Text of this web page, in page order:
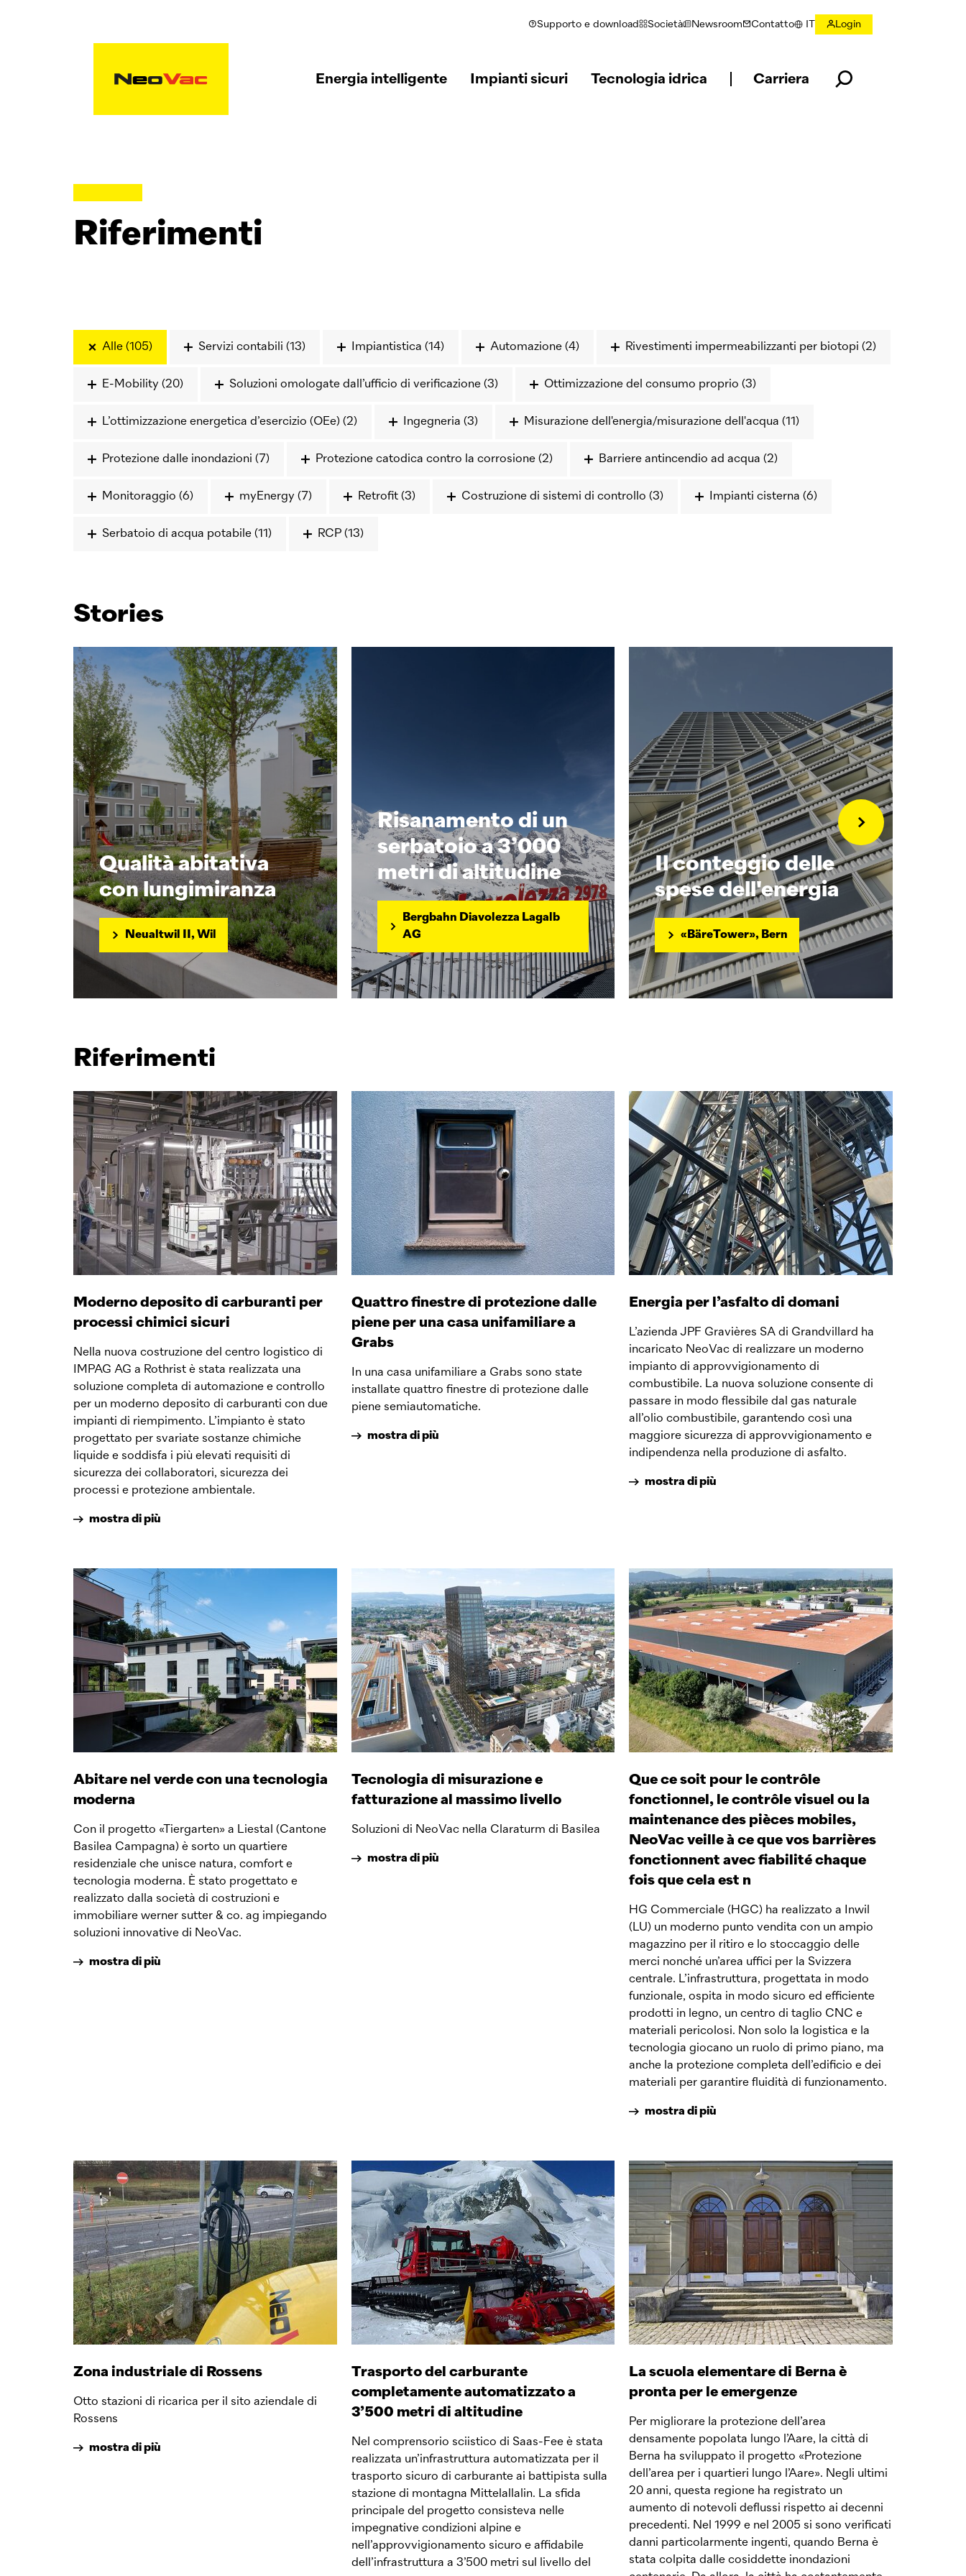
Supporto e download Società Newsroom ContattoSelezionare la lingua
Login
Energia intelligente Impianti sicuri Tecnologia idrica Carriera
Riferimenti
Alle (105) Servizi contabili (13) Impiantistica (14) Automazione (4) Rivestimenti impermeabilizzanti per biotopi (2)
E-Mobility (20) Soluzioni omologate dall’ufficio di verificazione (3) Ottimizzazione del consumo proprio (3)
L’ottimizzazione energetica d’esercizio (OEe) (2) Ingegneria (3) Misurazione dell'energia/misurazione dell'acqua (11)
Protezione dalle inondazioni (7) Protezione catodica contro la corrosione (2) Barriere antincendio ad acqua (2)
Monitoraggio (6) myEnergy (7) Retrofit (3) Costruzione di sistemi di controllo (3) Impianti cisterna (6)
Serbatoio di acqua potabile (11) RCP (13)
Stories
Qualità abitativa
con lungimiranza
Neualtwil II, Wil
Risanamento di un
serbatoio a 3’000
metri di altitudine
Bergbahn Diavolezza Lagalb
AG
Il conteggio delle
spese dell'energia
«BäreTower», Bern
Riferimenti
Moderno deposito di carburanti per
processi chimici sicuri
Nella nuova costruzione del centro logistico di
IMPAG AG a Rothrist è stata realizzata una
soluzione completa di automazione e controllo
per un moderno deposito di carburanti con due
impianti di riempimento. L’impianto è stato
progettato per svariate sostanze chimiche
liquide e soddisfa i più elevati requisiti di
sicurezza dei collaboratori, sicurezza dei
processi e protezione ambientale.
mostra di più
Quattro finestre di protezione dalle
piene per una casa unifamiliare a
Grabs
In una casa unifamiliare a Grabs sono state
installate quattro finestre di protezione dalle
piene semiautomatiche.
mostra di più
Energia per l’asfalto di domani
L’azienda JPF Gravières SA di Grandvillard ha
incaricato NeoVac di realizzare un moderno
impianto di approvvigionamento di
combustibile. La nuova soluzione consente di
passare in modo flessibile dal gas naturale
all’olio combustibile, garantendo così una
maggiore sicurezza di approvvigionamento e
indipendenza nella produzione di asfalto.
mostra di più
Abitare nel verde con una tecnologia
moderna
Con il progetto «Tiergarten» a Liestal (Cantone
Basilea Campagna) è sorto un quartiere
residenziale che unisce natura, comfort e
tecnologia moderna. È stato progettato e
realizzato dalla società di costruzioni e
immobiliare werner sutter & co. ag impiegando
soluzioni innovative di NeoVac.
mostra di più
Tecnologia di misurazione e
fatturazione al massimo livello
Soluzioni di NeoVac nella Claraturm di Basilea
mostra di più
Que ce soit pour le contrôle
fonctionnel, le contrôle visuel ou la
maintenance des pièces mobiles,
NeoVac veille à ce que vos barrières
fonctionnent avec fiabilité chaque
fois que cela est n
HG Commerciale (HGC) ha realizzato a Inwil
(LU) un moderno punto vendita con un ampio
magazzino per il ritiro e lo stoccaggio delle
merci nonché un’area uffici per la Svizzera
centrale. L’infrastruttura, progettata in modo
funzionale, ospita in modo sicuro ed efficiente
prodotti in legno, un centro di taglio CNC e
materiali pericolosi. Non solo la logistica e la
tecnologia giocano un ruolo di primo piano, ma
anche la protezione completa dell’edificio e dei
materiali per garantire fluidità di funzionamento.
mostra di più
Zona industriale di Rossens
Otto stazioni di ricarica per il sito aziendale di
Rossens
mostra di più
Trasporto del carburante
completamente automatizzato a
3’500 metri di altitudine
Nel comprensorio sciistico di Saas-Fee è stata
realizzata un’infrastruttura automatizzata per il
trasporto sicuro di carburante ai battipista sulla
stazione di montagna Mittelallalin. La sfida
principale del progetto consisteva nelle
impegnative condizioni alpine e
nell’approvvigionamento sicuro e affidabile
dell’infrastruttura a 3’500 metri sul livello del
La scuola elementare di Berna è
pronta per le emergenze
Per migliorare la protezione dell’area
densamente popolata lungo l’Aare, la città di
Berna ha sviluppato il progetto «Protezione
dell’area per i quartieri lungo l’Aare». Negli ultimi
20 anni, questa regione ha registrato un
aumento di notevoli deflussi rispetto ai decenni
precedenti. Nel 1999 e nel 2005 si sono verificati
danni particolarmente ingenti, quando Berna è
stata colpita dalle cosiddette inondazioni